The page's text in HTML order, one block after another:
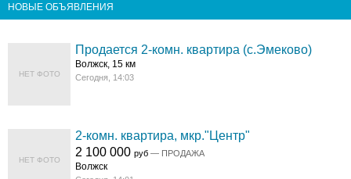
НОВЫЕ ОБЪЯВЛЕНИЯ
НЕТ ФОТО
Продается 2-комн. квартира (с.Эмеково)
Волжск, 15 км
Сегодня, 14:03
НЕТ ФОТО
2-комн. квартира, мкр."Центр"
2 100 000руб — ПРОДАЖА
Волжск